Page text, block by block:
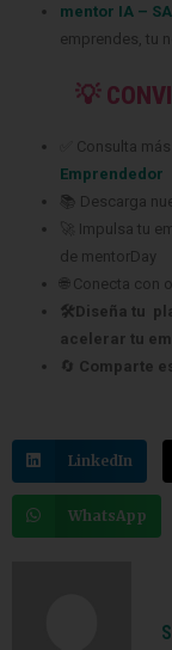
mentor IA –
emprendes, tu
💡
✅ Consulta más
Emprendedor
📚 Descarga
🚀 Impulsa tu
de mentorDay
🌐 Conecta con
🛠️Diseña tu
acelerar tu
🔄 Comparte
LinkedIn
WhatsApp